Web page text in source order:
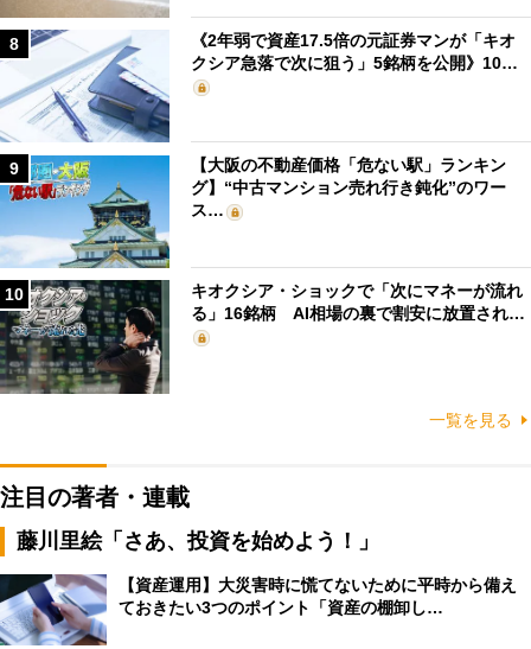
8
《2年弱で資産17.5倍の元証券マンが「キオ
クシア急落で次に狙う」5銘柄を公開》10…
9
【大阪の不動産価格「危ない駅」ランキン
グ】“中古マンション売れ行き鈍化”のワー
ス…
10
キオクシア・ショックで「次にマネーが流れ
る」16銘柄 AI相場の裏で割安に放置され…
一覧を見る
注目の著者・連載
藤川里絵「さあ、投資を始めよう！」
【資産運用】大災害時に慌てないために平時から備え
ておきたい3つのポイント「資産の棚卸し…